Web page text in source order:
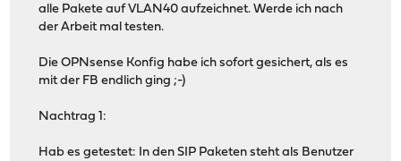
alle Pakete auf VLAN40 aufzeichnet. Werde ich nach
der Arbeit mal testen.
Die OPNsense Konfig habe ich sofort gesichert, als es
mit der FB endlich ging ;-)
Nachtrag 1:
Hab es getestet: In den SIP Paketen steht als Benutzer